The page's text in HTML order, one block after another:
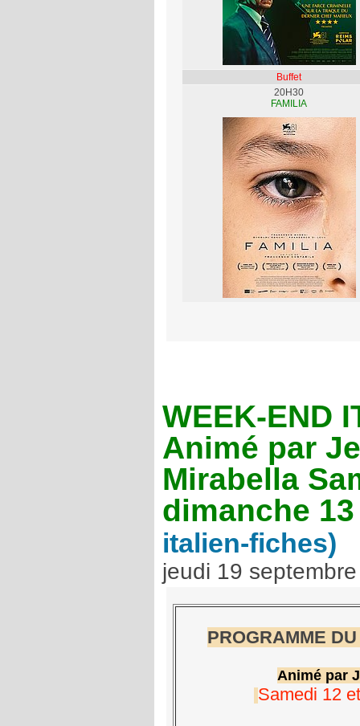
Buffet
20H30
FAMILIA
WEEK-END
Animé par
Mirabella
dimanche
italien-fiches)
jeudi 19
PROGRAMME
Animé par
Samedi 12